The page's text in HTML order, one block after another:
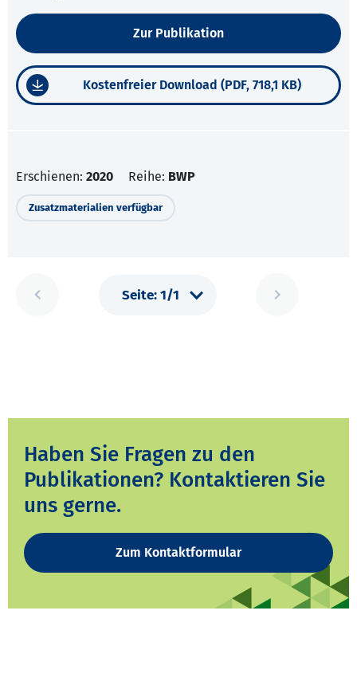
Zur Publikation
Kostenfreier Download (PDF, 718,1 KB)
Erschienen: 2020 Reihe: BWP
Zusatzmaterialien verfügbar
Haben Sie Fragen zu den
Publikationen? Kontaktieren Sie
uns gerne.
Zum Kontaktformular